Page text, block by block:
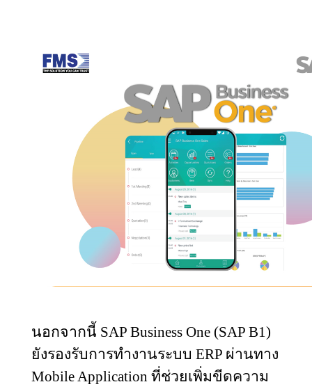
นอกจากนี้ SAP Business One (SAP B1)
ยังรองรับการทำงานระบบ ERP ผ่านทาง
Mobile Application ที่ช่วยเพิ่มขีดความ